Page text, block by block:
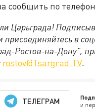
сообщить по
Царьграда!
присоединяйтесь в
Ростов-на-Дону",
rostov@Tsargrad.ТV.
ТЕЛЕГРАМ и